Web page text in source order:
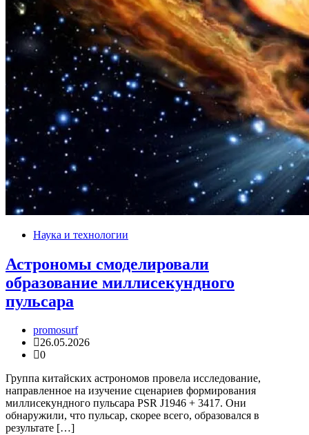
Наука и технологии
Астрономы смоделировали
образование миллисекундного
пульсара
promosurf
26.05.2026
0
Группа китайских астрономов провела исследование,
направленное на изучение сценариев формирования
миллисекундного пульсара PSR J1946 + 3417. Они
обнаружили, что пульсар, скорее всего, образовался в
результате […]